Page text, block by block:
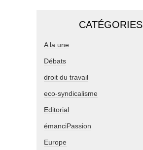
CATÉGORIES
A la une
Débats
droit du travail
eco-syndicalisme
Editorial
émanciPassion
Europe